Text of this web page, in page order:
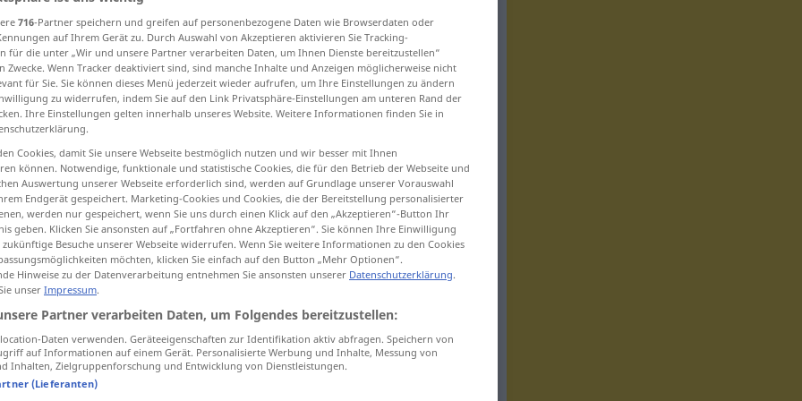
>Vokabularium [-rɪ̆ʊm]n<Vokabulariums;Vokabularien [-
VokabularWortschatz
VokabularWörterverzeichnis
für "Vokabular"
geprüft)
716-Partner speichern und greifen auf personenbezogene Daten wie Browserdaten oder
auf Ihrem Gerät zu. Durch Auswahl von Akzeptieren aktivieren Sie Tracking-
für die unter „Wir und unsere Partner verarbeiten Daten, um Ihnen Dienste bereitzustellen“
Zwecke. Wenn Tracker deaktiviert sind, sind manche Inhalte und Anzeigen möglicherweise nicht
für Sie. Sie können dieses Menü jederzeit wieder aufrufen, um Ihre Einstellungen zu ändern
zu widerrufen, indem Sie auf den Link Privatsphäre-Einstellungen am unteren Rand der
Ihre Einstellungen gelten innerhalb unseres Website. Weitere Informationen finden Sie in
Cookies, damit Sie unsere Webseite bestmöglich nutzen und wir besser mit Ihnen
können. Notwendige, funktionale und statistische Cookies, die für den Betrieb der Webseite und
Auswertung unserer Webseite erforderlich sind, werden auf Grundlage unserer Vorauswahl
Endgerät gespeichert. Marketing-Cookies und Cookies, die der Bereitstellung personalisierter
werden nur gespeichert, wenn Sie uns durch einen Klick auf den „Akzeptieren“-Button Ihr
geben. Klicken Sie ansonsten auf „Fortfahren ohne Akzeptieren“. Sie können Ihre Einwilligung
Besuche unserer Webseite widerrufen. Wenn Sie weitere Informationen zu den Cookies
möchten, klicken Sie einfach auf den Button „Mehr Optionen“.
Hinweise zu der Datenverarbeitung entnehmen Sie ansonsten unserer Datenschutzerklärung.
unser Impressum.
Partner verarbeiten Daten, um Folgendes bereitzustellen:
Daten verwenden. Geräteeigenschaften zur Identifikation aktiv abfragen. Speichern von
auf Informationen auf einem Gerät. Personalisierte Werbung und Inhalte, Messung von
Inhalten, Zielgruppenforschung und Entwicklung von Dienstleistungen.
(Lieferanten)